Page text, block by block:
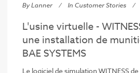
By Lanner In Customer Stories
L'usine virtuelle -
une installation de
BAE SYSTEMS
Le logiciel de simulation WITNESS